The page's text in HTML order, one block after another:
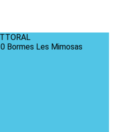
Bormes Les Mimosas